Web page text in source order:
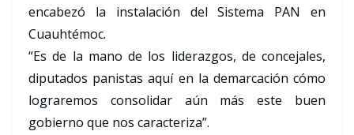
encabezó la instalación del Sistema PAN en
Cuauhtémoc.
“Es de la mano de los liderazgos, de concejales,
diputados panistas aquí en la demarcación cómo
lograremos consolidar aún más este buen
gobierno que nos caracteriza”.